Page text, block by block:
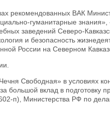
рекомендованных ВАК
гуманитарные знания»,
заведений Северо-
и безопасность
России на Северном
Свободная» в условиях
большой вклад в подготовку
п), Министерства РФ по